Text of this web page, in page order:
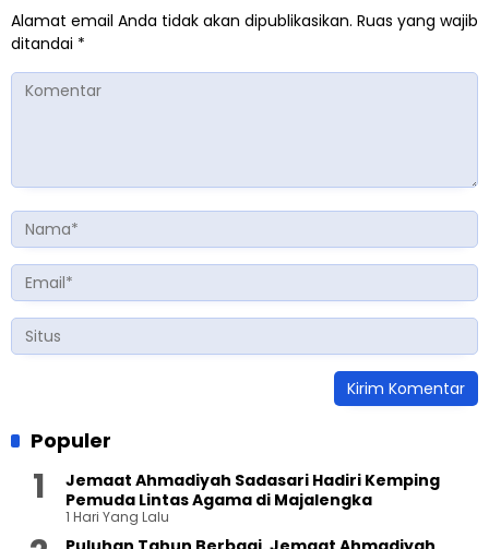
Alamat email Anda tidak akan dipublikasikan. Ruas yang wajib
ditandai *
Populer
Jemaat Ahmadiyah Sadasari Hadiri Kemping
Pemuda Lintas Agama di Majalengka
1 Hari Yang Lalu